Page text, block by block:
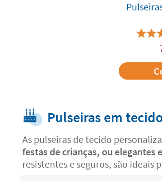
Pulseiras em
As pulseiras de tecido
festas de crianças, ou elegantes
resistentes e seguros, são